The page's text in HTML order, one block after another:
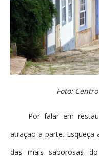
Foto:
Por falar em
atração a parte. Esqueça
das mais saborosas